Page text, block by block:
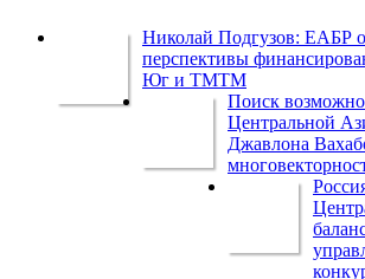
Николай Подгузов: ЕАБР
перспективы
Юг и ТМТМ
Поиск
Центральной
Джавлона